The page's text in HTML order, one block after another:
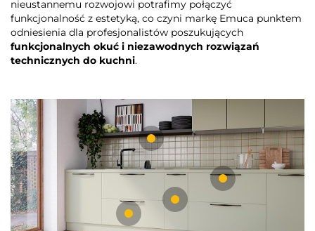
nieustannemu rozwojowi potrafimy połączyć
funkcjonalność z estetyką, co czyni markę Emuca punktem
odniesienia dla profesjonalistów poszukujących
funkcjonalnych okuć i niezawodnych rozwiązań
technicznych do kuchni.